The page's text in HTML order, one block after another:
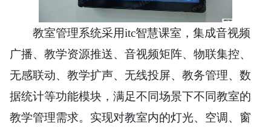
教室管理系统采用itc智慧课室，集成音视频
广播、教学资源推送、音视频矩阵、物联集控、
无感联动、教学扩声、无线投屏、教务管理、数
据统计等功能模块，满足不同场景下不同教室的
教学管理需求。实现对教室内的灯光、空调、窗